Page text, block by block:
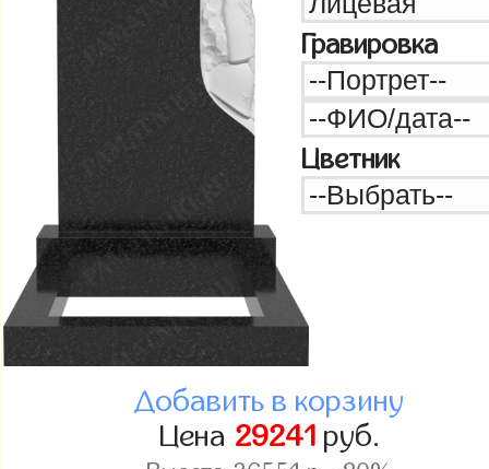
Гравировка
Цветник
Добавить в корзину
Цена 29241руб.